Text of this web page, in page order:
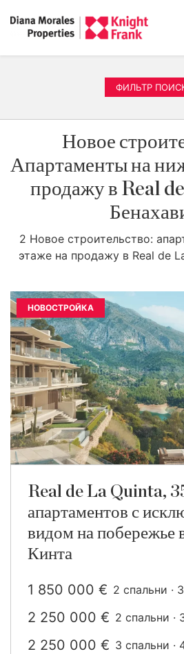
ФИЛЬТР
Новое
Апартаменты на
продажу в Real
2 Новое строительство:
этаже на продажу в Real de
НОВОСТРОЙКА
Real de La Quinta,
апартаментов с
видом на побережье
Кинта
1 850 000 € 2 спальни ·
2 250 000 € 2 спальни ·
2 250 000 € 3 спальни ·